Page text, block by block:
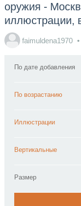
оружия -
иллюстрации,
faimuldena1970
По дате добавления
По возрастанию
Иллюстрации
Вертикальные
Размер